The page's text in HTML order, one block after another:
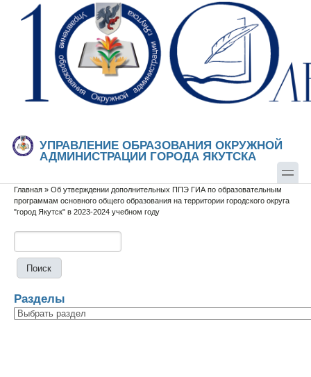
Перейти к основному содержанию
Skip to search
УПРАВЛЕНИЕ ОБРАЗОВАНИЯ ОКРУЖНОЙ
АДМИНИСТРАЦИИ ГОРОДА ЯКУТСКА
Вы здесь
Главная » Об утверждении дополнительных ППЭ ГИА по образовательным
программам основного общего образования на территории городского округа
"город Якутск" в 2023-2024 учебном году
Разделы